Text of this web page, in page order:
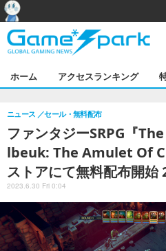
ホーム アクセスランキング
ファンタジーSRPG『
lbeuk: The Amulet Of
ストアにて無料配布開始
ニュース セール・無料配布
2023.6.30 Fri 0:04